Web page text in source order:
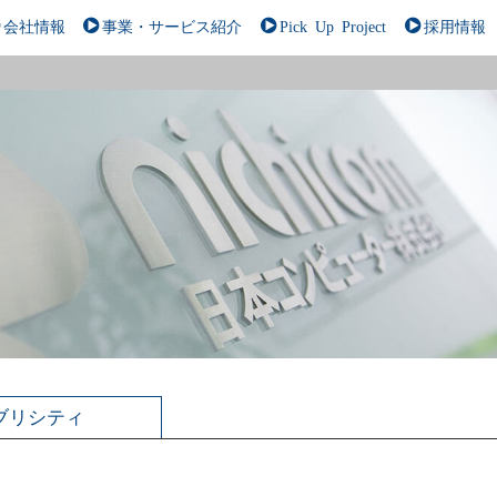
会社情報 事業・サービス紹介 Pick Up Project 採用情報
リシティ